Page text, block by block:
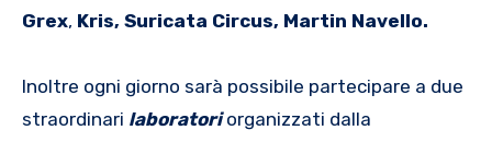
Grex, Kris, Suricata Circus, Martin Navello.
Inoltre ogni giorno sarà possibile partecipare a due
straordinari laboratoriorganizzati dalla